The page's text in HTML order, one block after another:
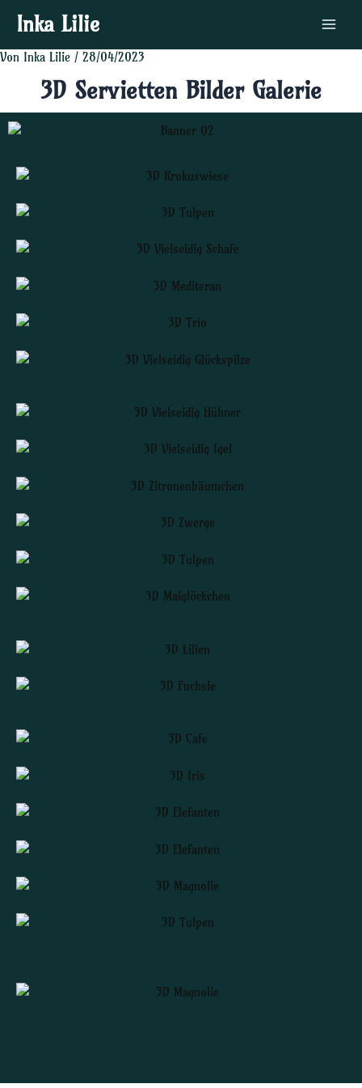
Inhalt
springen
Inka Lilie
Main
Menu
3D Servietten Bilder Galerie
Von Inka Lilie / 28/04/2023
navigation